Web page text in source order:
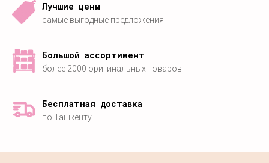
Лучшие цены
самые выгодные предложения
Большой ассортимент
более 2000 оригинальных товаров
Бесплатная доставка
по Ташкенту